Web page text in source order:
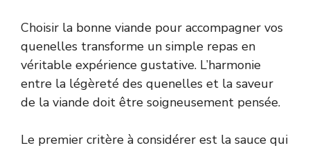
Choisir la bonne viande pour accompagner vos
quenelles transforme un simple repas en
véritable expérience gustative. L’harmonie
entre la légèreté des quenelles et la saveur
de la viande doit être soigneusement pensée.
Le premier critère à considérer est la sauce qui